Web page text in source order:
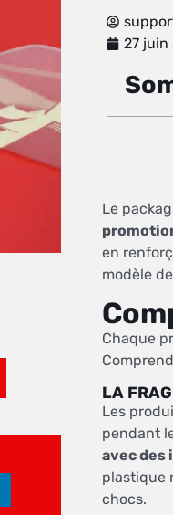
27 juin
Le
en
modèle
Chaque
LA
Les
pendant
avec des
plastique
chocs.